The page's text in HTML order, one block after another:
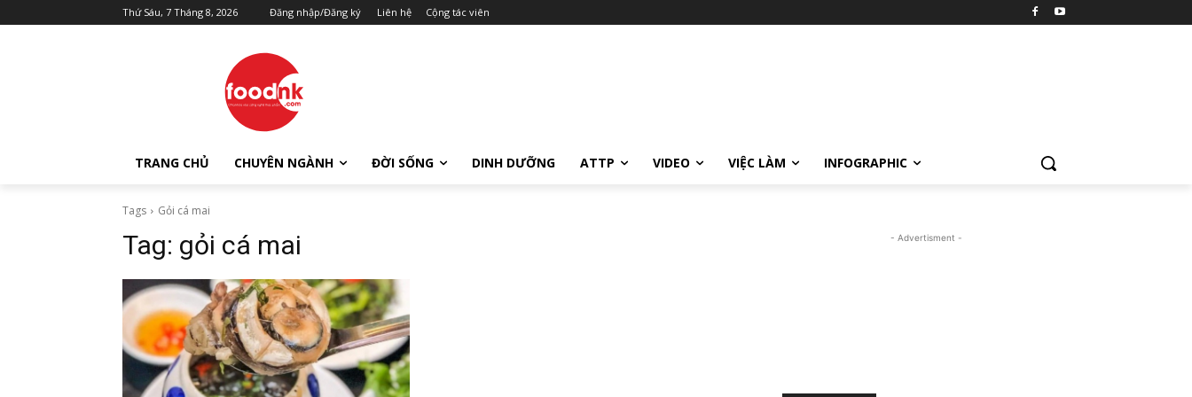
Thứ Sáu, 7 Tháng 8, 2026 Đăng nhập/Đăng ký Liên hệ Cộng tác viên
TRANG CHỦ CHUYÊN NGÀNH ĐỜI SỐNG DINH DƯỠNG ATTP VIDEO VIỆC LÀM INFOGRAPHIC
Tags Gỏi cá mai
Tag: gỏi cá mai - Advertisment -